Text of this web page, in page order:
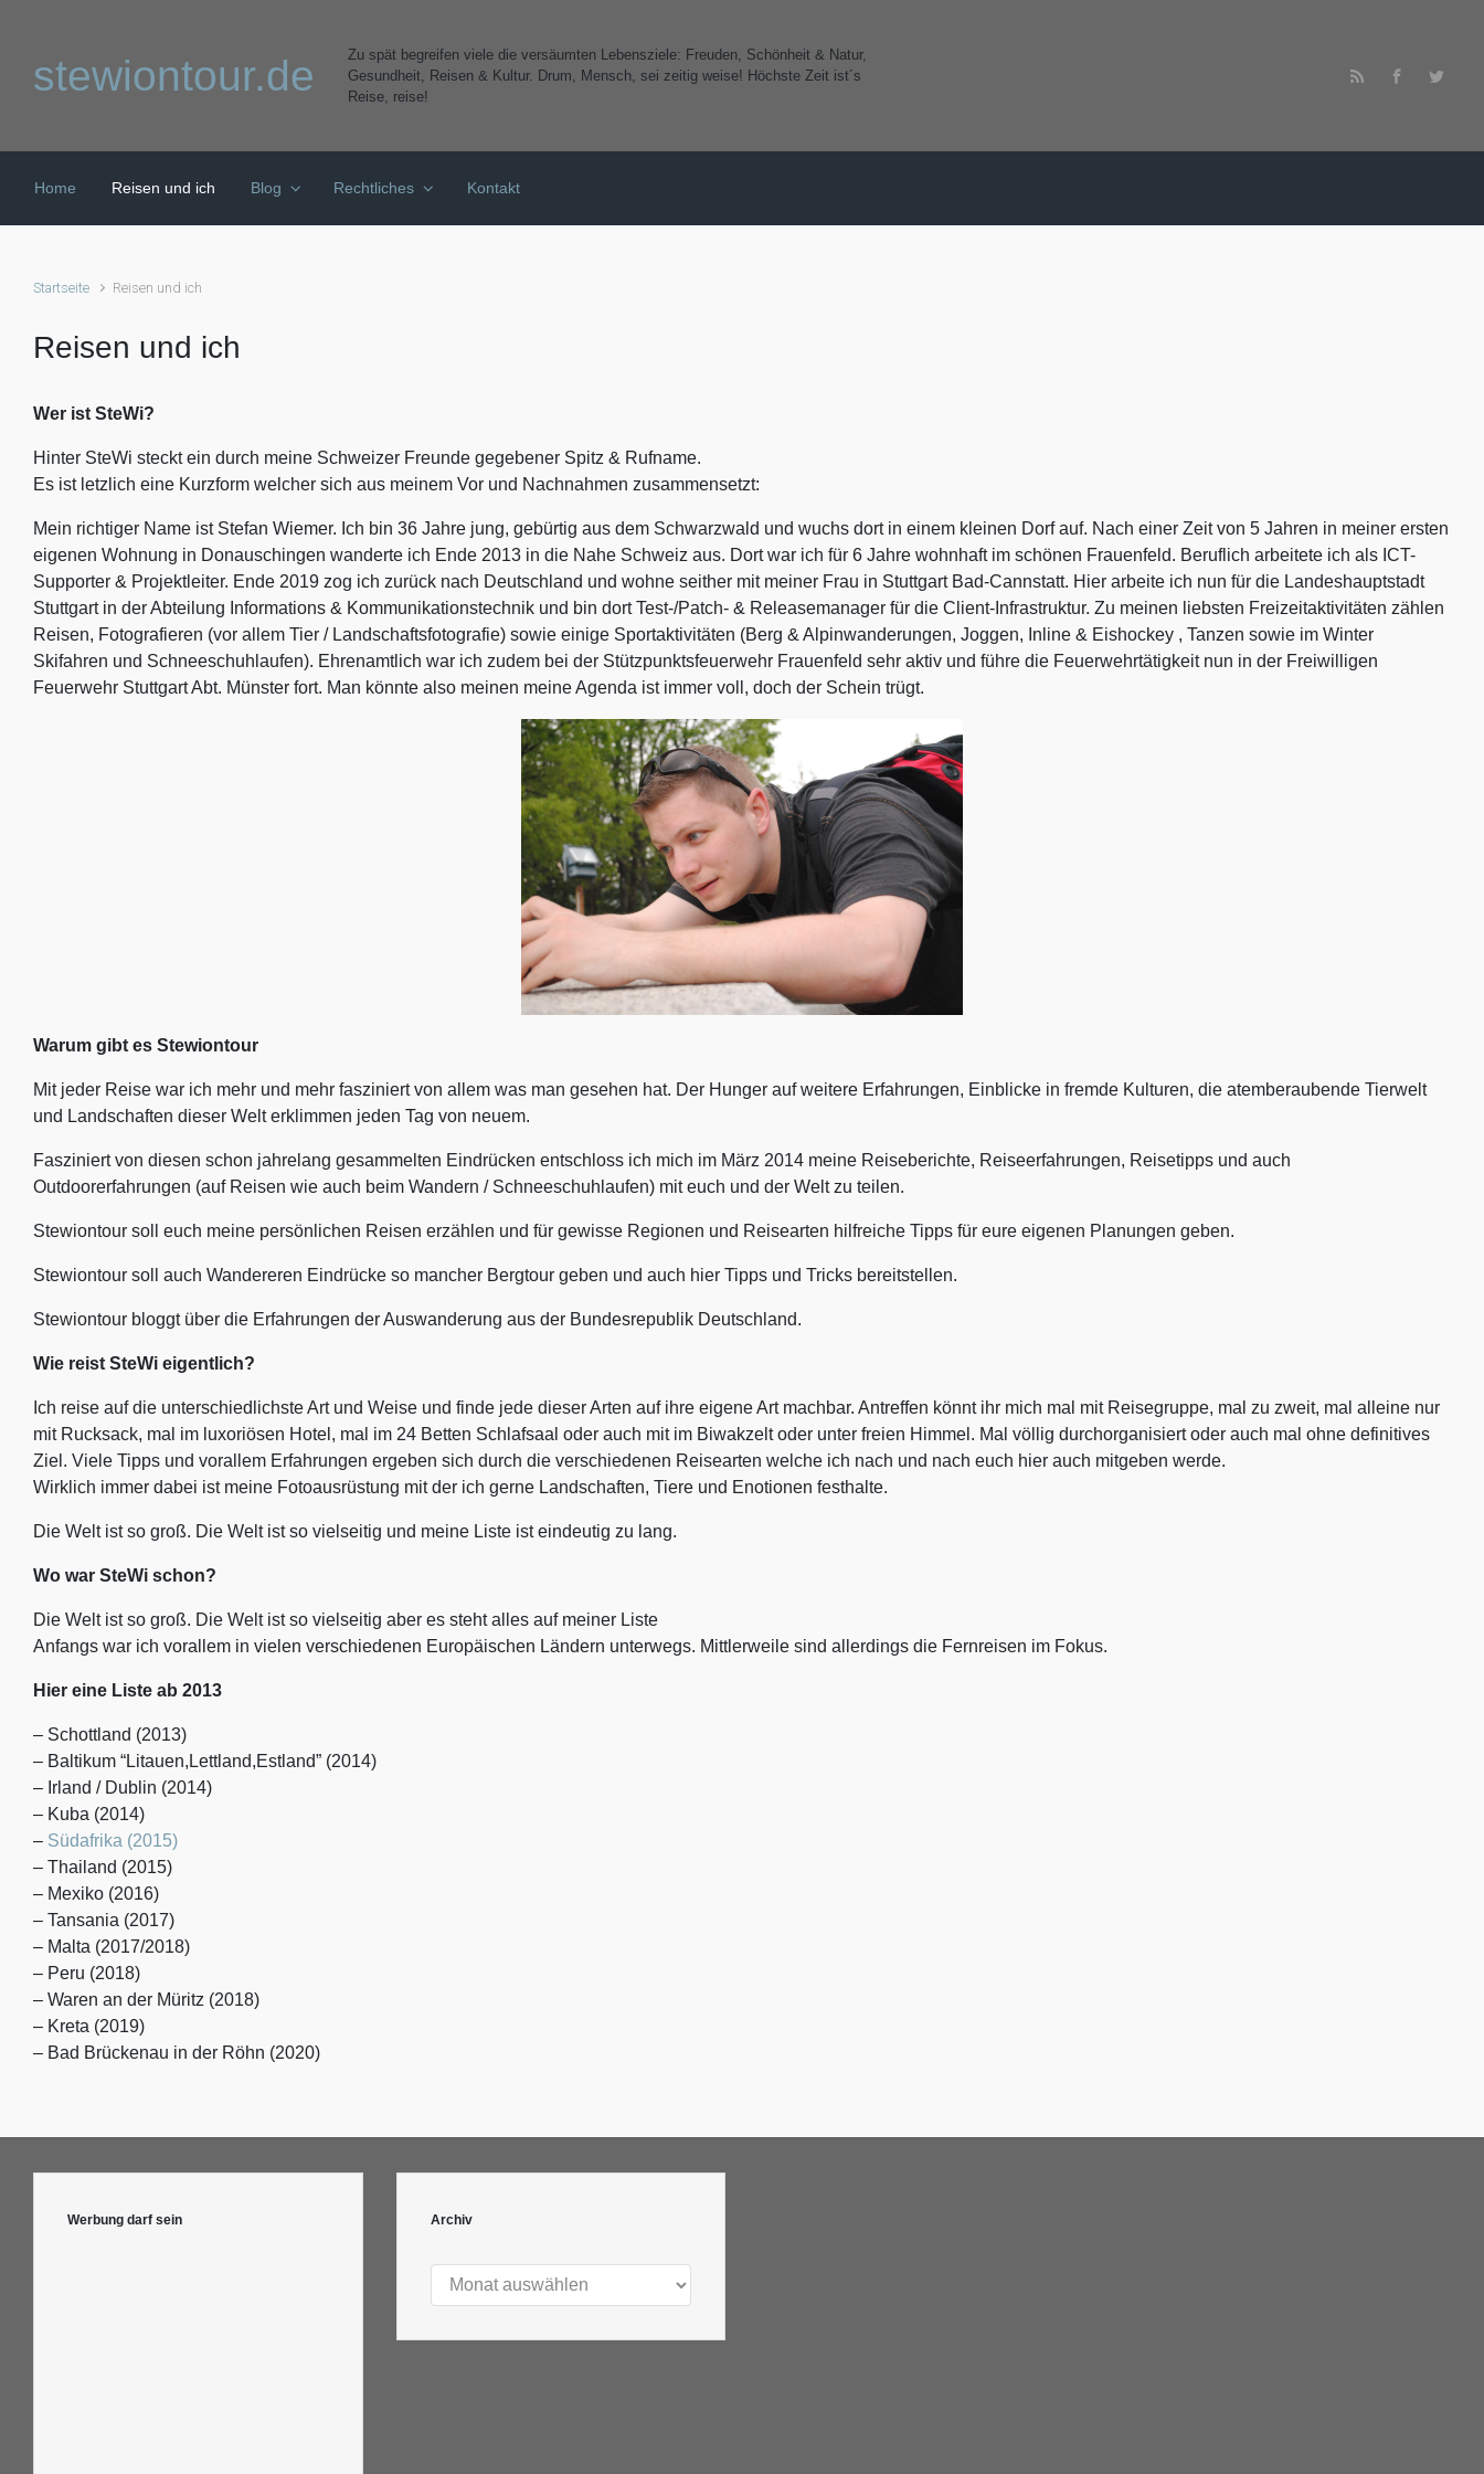
stewiontour.de
Zu spät begreifen viele die versäumten Lebensziele: Freuden, Schönheit & Natur,
Gesundheit, Reisen & Kultur. Drum, Mensch, sei zeitig weise! Höchste Zeit ist´s
Reise, reise!
Home Reisen und ich Blog Rechtliches Kontakt
Startseite Reisen und ich
Reisen und ich
Wer ist SteWi?
Hinter SteWi steckt ein durch meine Schweizer Freunde gegebener Spitz & Rufname.
Es ist letzlich eine Kurzform welcher sich aus meinem Vor und Nachnahmen zusammensetzt:
Mein richtiger Name ist Stefan Wiemer. Ich bin 36 Jahre jung, gebürtig aus dem Schwarzwald und wuchs dort in einem kleinen Dorf auf. Nach einer Zeit von 5 Jahren in meiner ersten
eigenen Wohnung in Donauschingen wanderte ich Ende 2013 in die Nahe Schweiz aus. Dort war ich für 6 Jahre wohnhaft im schönen Frauenfeld. Beruflich arbeitete ich als ICT-
Supporter & Projektleiter. Ende 2019 zog ich zurück nach Deutschland und wohne seither mit meiner Frau in Stuttgart Bad-Cannstatt. Hier arbeite ich nun für die Landeshauptstadt
Stuttgart in der Abteilung Informations & Kommunikationstechnik und bin dort Test-/Patch- & Releasemanager für die Client-Infrastruktur. Zu meinen liebsten Freizeitaktivitäten zählen
Reisen, Fotografieren (vor allem Tier / Landschaftsfotografie) sowie einige Sportaktivitäten (Berg & Alpinwanderungen, Joggen, Inline & Eishockey , Tanzen sowie im Winter
Skifahren und Schneeschuhlaufen). Ehrenamtlich war ich zudem bei der Stützpunktsfeuerwehr Frauenfeld sehr aktiv und führe die Feuerwehrtätigkeit nun in der Freiwilligen
Feuerwehr Stuttgart Abt. Münster fort. Man könnte also meinen meine Agenda ist immer voll, doch der Schein trügt.
Warum gibt es Stewiontour
Mit jeder Reise war ich mehr und mehr fasziniert von allem was man gesehen hat. Der Hunger auf weitere Erfahrungen, Einblicke in fremde Kulturen, die atemberaubende Tierwelt
und Landschaften dieser Welt erklimmen jeden Tag von neuem.
Fasziniert von diesen schon jahrelang gesammelten Eindrücken entschloss ich mich im März 2014 meine Reiseberichte, Reiseerfahrungen, Reisetipps und auch
Outdoorerfahrungen (auf Reisen wie auch beim Wandern / Schneeschuhlaufen) mit euch und der Welt zu teilen.
Stewiontour soll euch meine persönlichen Reisen erzählen und für gewisse Regionen und Reisearten hilfreiche Tipps für eure eigenen Planungen geben.
Stewiontour soll auch Wandereren Eindrücke so mancher Bergtour geben und auch hier Tipps und Tricks bereitstellen.
Stewiontour bloggt über die Erfahrungen der Auswanderung aus der Bundesrepublik Deutschland.
Wie reist SteWi eigentlich?
Ich reise auf die unterschiedlichste Art und Weise und finde jede dieser Arten auf ihre eigene Art machbar. Antreffen könnt ihr mich mal mit Reisegruppe, mal zu zweit, mal alleine nur
mit Rucksack, mal im luxoriösen Hotel, mal im 24 Betten Schlafsaal oder auch mit im Biwakzelt oder unter freien Himmel. Mal völlig durchorganisiert oder auch mal ohne definitives
Ziel. Viele Tipps und vorallem Erfahrungen ergeben sich durch die verschiedenen Reisearten welche ich nach und nach euch hier auch mitgeben werde.
Wirklich immer dabei ist meine Fotoausrüstung mit der ich gerne Landschaften, Tiere und Enotionen festhalte.
Die Welt ist so groß. Die Welt ist so vielseitig und meine Liste ist eindeutig zu lang.
Wo war SteWi schon?
Die Welt ist so groß. Die Welt ist so vielseitig aber es steht alles auf meiner Liste
Anfangs war ich vorallem in vielen verschiedenen Europäischen Ländern unterwegs. Mittlerweile sind allerdings die Fernreisen im Fokus.
Hier eine Liste ab 2013
– Schottland (2013)
– Baltikum “Litauen,Lettland,Estland” (2014)
– Irland / Dublin (2014)
– Kuba (2014)
– Südafrika (2015)
– Thailand (2015)
– Mexiko (2016)
– Tansania (2017)
– Malta (2017/2018)
– Peru (2018)
– Waren an der Müritz (2018)
– Kreta (2019)
– Bad Brückenau in der Röhn (2020)
Werbung darf sein Archiv